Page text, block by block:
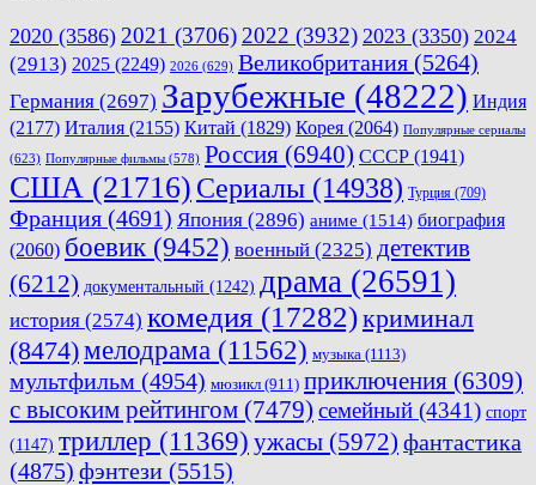
2020 (3586) 2021 (3706) 2022 (3932) 2023 (3350) 2024
(2913) 2025 (2249) 2026 (629) Великобритания (5264)
Германия (2697) Зарубежные (48222) Индия
(2177) Италия (2155) Китай (1829) Корея (2064) Популярные сериалы
(623) Популярные фильмы (578) Россия (6940) СССР (1941)
США (21716) Сериалы (14938) Турция (709)
Франция (4691) Япония (2896) аниме (1514) биография
(2060) боевик (9452) военный (2325) детектив
(6212) документальный (1242) драма (26591)
история (2574) комедия (17282)криминал
(8474)мелодрама (11562) музыка (1113)
мультфильм (4954) мюзикл (911) приключения (6309)
с высоким рейтингом (7479) семейный (4341) спорт
(1147) триллер (11369) ужасы (5972) фантастика
(4875) фэнтези (5515)